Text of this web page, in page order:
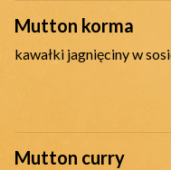
Mutton korma
kawałki jagnięciny w
Mutton curry